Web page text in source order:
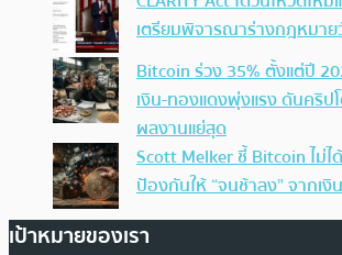
เตรียมพิจารณาร่างกฎหมา
Bitcoin ร่วง 35% ตั้งแต่ปี
เงิน-ทองแดงพุ่งแรง ดันคริป
ผลงานแย่สุด
Scott Melker ชี้ Bitcoin ไม่ไ
ป้องกันให้ “จนช้าลง” จากเงิ
เป้าหมายของเรา